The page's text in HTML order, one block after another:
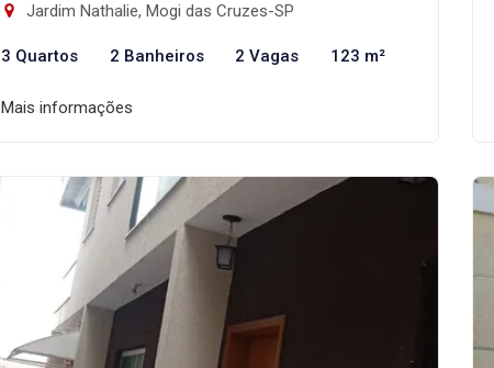
Jardim Nathalie, Mogi das Cruzes-SP
3 Quartos 2 Banheiros 2 Vagas 123 m²
Mais informações